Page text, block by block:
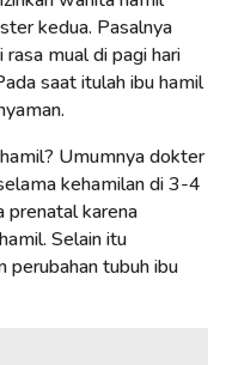
kedua. Pasalnya
mual di pagi hari
saat itulah ibu hamil
Umumnya dokter
kehamilan di 3-4
prenatal karena
Selain itu
perubahan tubuh ibu